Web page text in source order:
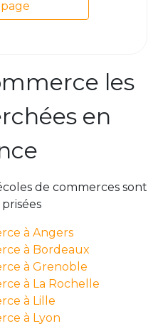
les
en
de commerces sont
prisées
à Angers
à Bordeaux
à Grenoble
à La Rochelle
à Lille
à Lyon